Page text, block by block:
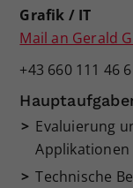
Grafik / IT
Mail an Gerald
+43 660 111 46
Evaluierung
Applikationen
Technische